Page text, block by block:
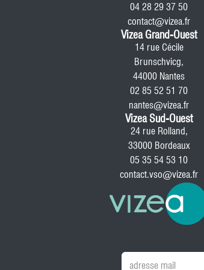
04 28 29 37 50
contact@vizea.fr
Vizea Grand-Ouest
14 rue Cécile
Brunschvicg,
44000 Nantes
02 85 52 51 70
nantes@vizea.fr
Vizea Sud-Ouest
24 rue Rolland,
33000 Bordeaux
05 35 54 53 10
contact.vso@vizea.fr